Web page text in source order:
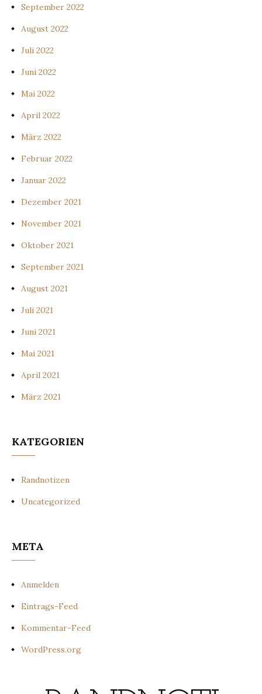
September 2022
August 2022
Juli 2022
Juni 2022
Mai 2022
April 2022
März 2022
Februar 2022
Januar 2022
Dezember 2021
November 2021
Oktober 2021
September 2021
August 2021
Juli 2021
Juni 2021
Mai 2021
April 2021
März 2021
KATEGORIEN
Randnotizen
Uncategorized
META
Anmelden
Eintrags-Feed
Kommentar-Feed
WordPress.org